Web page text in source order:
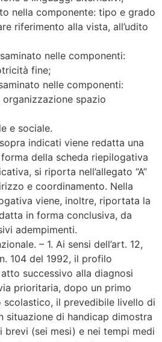
nella componente: tipo e grado
riferimento alla vista, all’udito
nelle componenti:
fine;
nelle componenti:
spazio
e sociale.
indicati viene redatta una
della scheda riepilogativa
si riporta nell’allegato “A”
e coordinamento. Nella
viene, inoltre, riportata la
in forma conclusiva, da
adempimenti.
– 1. Ai sensi dell’art. 12,
104 del 1992, il profilo
successivo alla diagnosi
prioritaria, dopo un primo
scolastico, il prevedibile livello di
situazione di handicap dimostra
brevi (sei mesi) e nei tempi medi